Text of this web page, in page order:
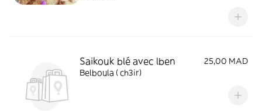
Saikouk blé avec lben
25,00 MAD
Belboula ( ch3ir)